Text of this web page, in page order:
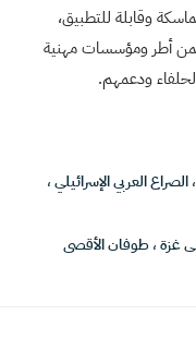
وقابلة للتطبيق،
أطر ومؤسسات مهنية
ودعمهم.
،الصراع العربي الإسرائيلي،
غزة، طوفان الأقصى